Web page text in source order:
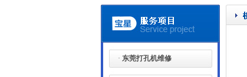
· 东莞打孔机维修